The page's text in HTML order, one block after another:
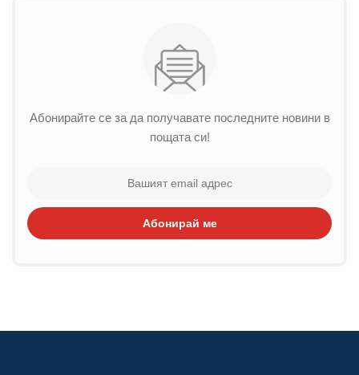
Абонирайте се за да получавате последните новини в
пощата си!
Абонирай ме